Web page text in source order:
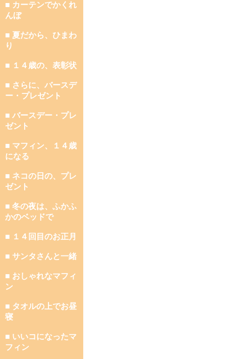
■ カーテンでかくれ
んぼ
■ 夏だから、ひまわ
り
■ １４歳の、表彰状
■ さらに、バースデ
ー・プレゼント
■ バースデー・プレ
ゼント
■ マフィン、１４歳
になる
■ ネコの日の、プレ
ゼント
■ 冬の夜は、ふかふ
かのベッドで
■ １４回目のお正月
■ サンタさんと一緒
■ おしゃれなマフィ
ン
■ タオルの上でお昼
寝
■ いいコになったマ
フィン